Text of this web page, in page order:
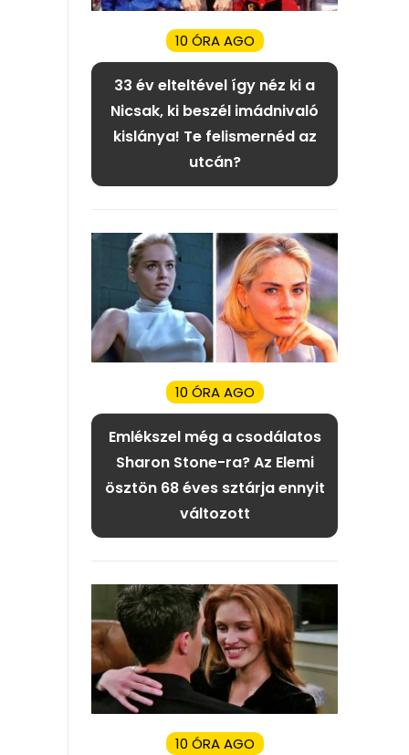
10 ÓRA AGO
33 év elteltével így néz ki a
Nicsak, ki beszél imádnivaló
kislánya! Te felismernéd az
utcán?
10 ÓRA AGO
Emlékszel még a csodálatos
Sharon Stone-ra? Az Elemi
ösztön 68 éves sztárja ennyit
változott
10 ÓRA AGO